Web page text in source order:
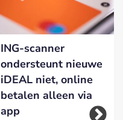
ING-scanner
ondersteunt nieuwe
iDEAL niet, online
betalen alleen via
app